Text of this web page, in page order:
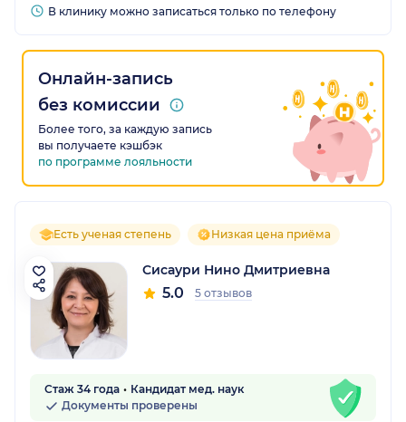
В клинику можно записаться только по телефону
Онлайн-запись
без комиссии
Более того, за каждую запись
вы получаете кэшбэк
по программе лояльности
Есть ученая степень Низкая цена приёма
Сисаури Нино Дмитриевна
5.0 5 отзывов
Стаж 34 года
Кандидат мед. наук
Документы проверены